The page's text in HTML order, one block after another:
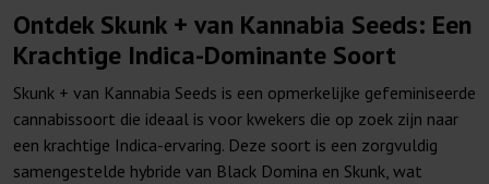
Ontdek Skunk + van Kannabia Seeds: Een
Krachtige Indica-Dominante Soort
Skunk + van Kannabia Seeds is een opmerkelijke gefeminiseerde
cannabissoort die ideaal is voor kwekers die op zoek zijn naar
een krachtige Indica-ervaring. Deze soort is een zorgvuldig
samengestelde hybride van Black Domina en Skunk, wat